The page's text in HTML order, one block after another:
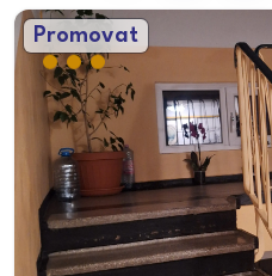
Promovat